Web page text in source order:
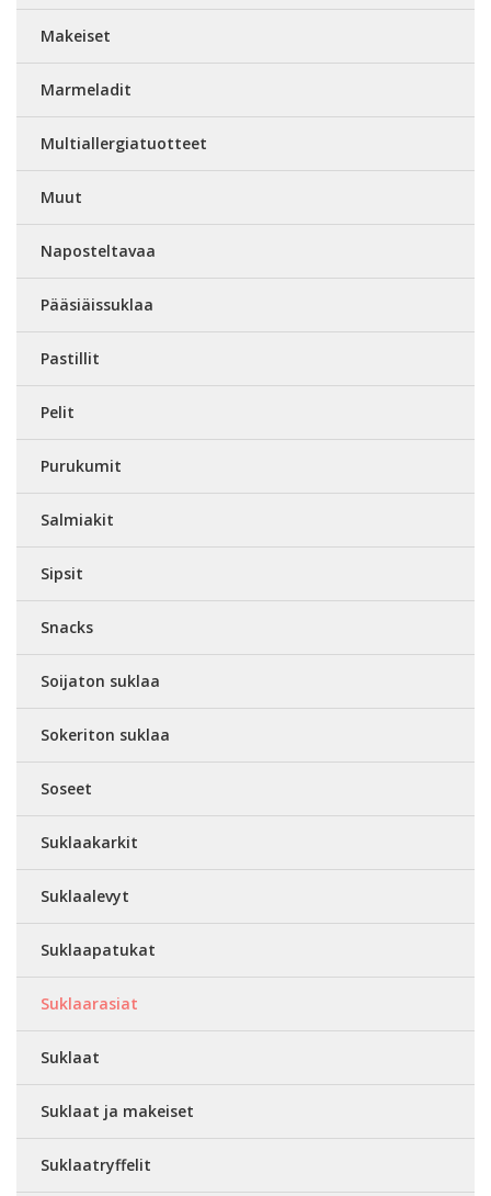
Makeiset
Marmeladit
Multiallergiatuotteet
Muut
Naposteltavaa
Pääsiäissuklaa
Pastillit
Pelit
Purukumit
Salmiakit
Sipsit
Snacks
Soijaton suklaa
Sokeriton suklaa
Soseet
Suklaakarkit
Suklaalevyt
Suklaapatukat
Suklaarasiat
Suklaat
Suklaat ja makeiset
Suklaatryffelit